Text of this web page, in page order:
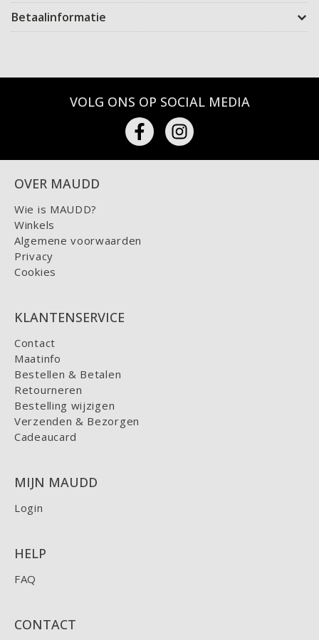
Betaalinformatie
VOLG ONS OP SOCIAL MEDIA
OVER MAUDD
Wie is MAUDD?
Winkels
Algemene voorwaarden
Privacy
Cookies
KLANTENSERVICE
Contact
Maatinfo
Bestellen & Betalen
Retourneren
Bestelling wijzigen
Verzenden & Bezorgen
Cadeaucard
MIJN MAUDD
Login
HELP
FAQ
CONTACT